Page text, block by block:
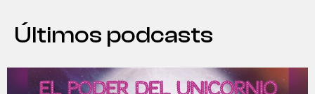
Últimos podcasts